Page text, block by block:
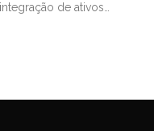
de ativos